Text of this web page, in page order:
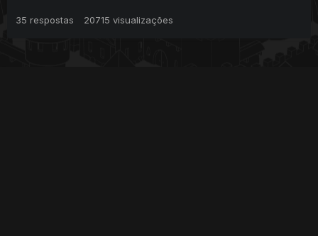
35 respostas 20715 visualizações